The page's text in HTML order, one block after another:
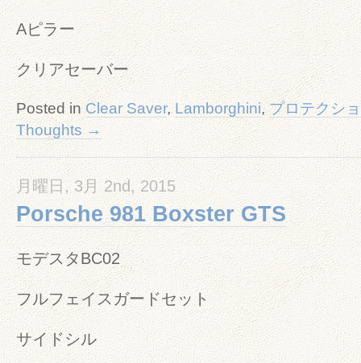
Aピラー
クリアセーバー
Posted inClear Saver,Lamborghini,プロテクシ
Thoughts →
月曜日, 3月 2nd, 2015
Porsche 981 Boxster GTS
モデスタBC02
フルフェイスガードセット
サイドシル